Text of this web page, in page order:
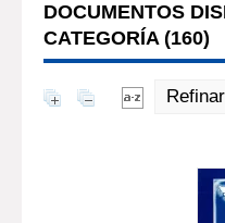
DOCUMENTOS
CATEGORÍA (160)